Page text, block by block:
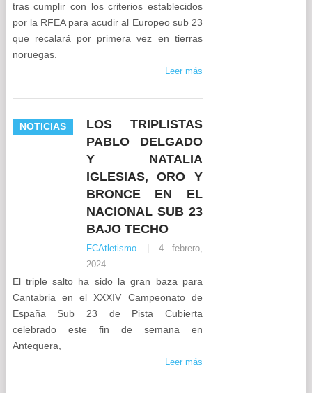
tras cumplir con los criterios establecidos
por la RFEA para acudir al Europeo sub 23
que recalará por primera vez en tierras
noruegas.
Leer más
NOTICIAS
LOS TRIPLISTAS
PABLO DELGADO
Y NATALIA
IGLESIAS, ORO Y
BRONCE EN EL
NACIONAL SUB 23
BAJO TECHO
FCAtletismo
4 febrero,
2024
El triple salto ha sido la gran baza para
Cantabria en el XXXIV Campeonato de
España Sub 23 de Pista Cubierta
celebrado este fin de semana en
Antequera,
Leer más